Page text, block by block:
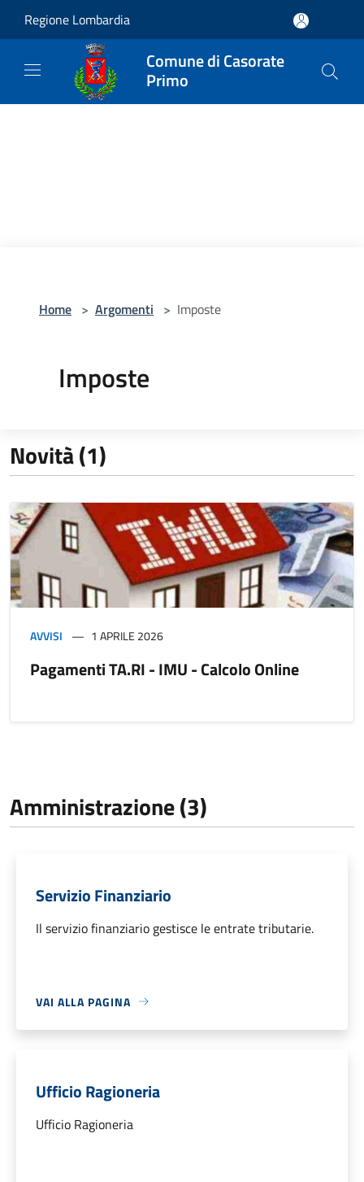
Regione Lombardia
Comune di Casorate
Primo
Home > Argomenti > Imposte
Imposte
Novità (1)
AVVISI 1 APRILE 2026
Pagamenti TA.RI - IMU - Calcolo Online
Amministrazione (3)
Servizio Finanziario
Il servizio finanziario gestisce le entrate tributarie.
VAI ALLA PAGINA
Ufficio Ragioneria
Ufficio Ragioneria